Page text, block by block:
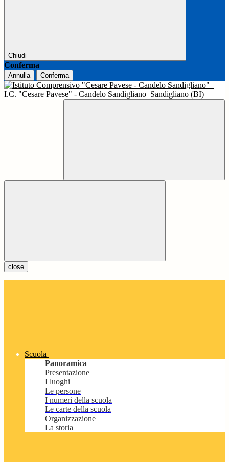
Chiudi
Conferma
Annulla Conferma
I.C. "Cesare Pavese" - Candelo Sandigliano Sandigliano (BI)
close
Scuola
Panoramica
Presentazione
I luoghi
Le persone
I numeri della scuola
Le carte della scuola
Organizzazione
La storia